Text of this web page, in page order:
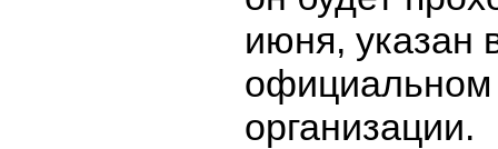
июня, указан
официальном
организации.